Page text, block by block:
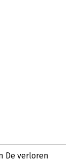
De verloren